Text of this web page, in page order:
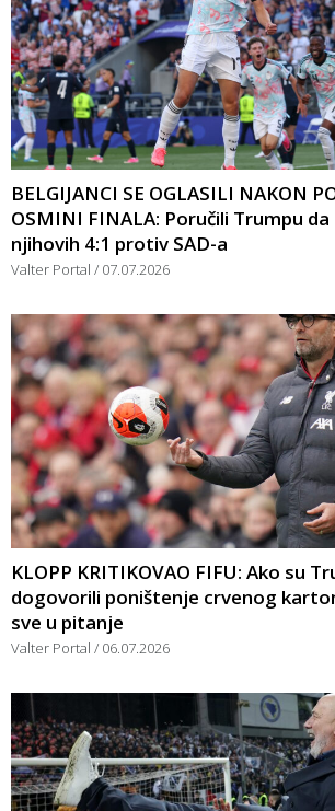
BELGIJANCI SE OGLASILI NAKON
OSMINI FINALA: Poručili Trumpu
njihovih 4:1 protiv SAD-a
Valter Portal 07.07.2026
KLOPP KRITIKOVAO FIFU: Ako su
dogovorili poništenje crvenog
sve u pitanje
Valter Portal 06.07.2026